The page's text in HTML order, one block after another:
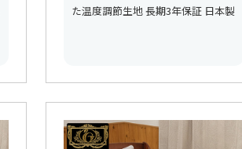
た温度調節生地 長期3年保証 日本製